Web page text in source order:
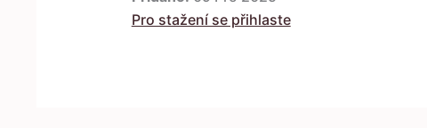
Pro stažení se přihlaste